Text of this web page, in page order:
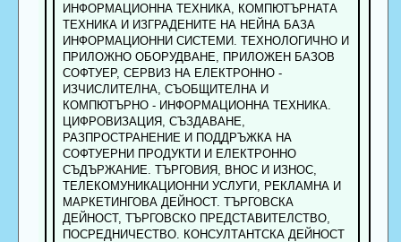
ИНФОРМАЦИОННА ТЕХНИКА, КОМПЮТЪРНАТА
ТЕХНИКА И ИЗГРАДЕНИТЕ НА НЕЙНА БАЗА
ИНФОРМАЦИОННИ СИСТЕМИ. ТЕХНОЛОГИЧНО И
ПРИЛОЖНО ОБОРУДВАНЕ, ПРИЛОЖЕН БАЗОВ
СОФТУЕР, СЕРВИЗ НА ЕЛЕКТРОННО -
ИЗЧИСЛИТЕЛНА, СЪОБЩИТЕЛНА И
КОМПЮТЪРНО - ИНФОРМАЦИОННА ТЕХНИКА.
ЦИФРОВИЗАЦИЯ, СЪЗДАВАНЕ,
РАЗПРОСТРАНЕНИЕ И ПОДДРЪЖКА НА
СОФТУЕРНИ ПРОДУКТИ И ЕЛЕКТРОННО
СЪДЪРЖАНИЕ. ТЪРГОВИЯ, ВНОС И ИЗНОС,
ТЕЛЕКОМУНИКАЦИОННИ УСЛУГИ, РЕКЛАМНА И
МАРКЕТИНГОВА ДЕЙНОСТ. ТЪРГОВСКА
ДЕЙНОСТ, ТЪРГОВСКО ПРЕДСТАВИТЕЛСТВО,
ПОСРЕДНИЧЕСТВО. КОНСУЛТАНТСКА ДЕЙНОСТ